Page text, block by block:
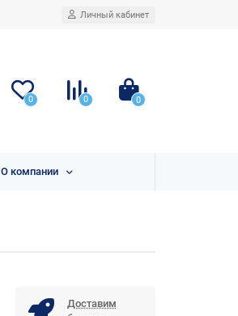
Личный кабинет
0 0 0
О компании
Доставим